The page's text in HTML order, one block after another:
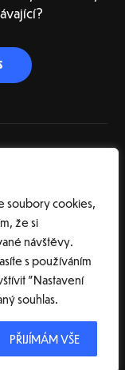
soubory cookies,
že si
návštěvy.
s používáním
"Nastavení
souhlas.
PŘIJÍMÁM VŠE
studio Bartvisions